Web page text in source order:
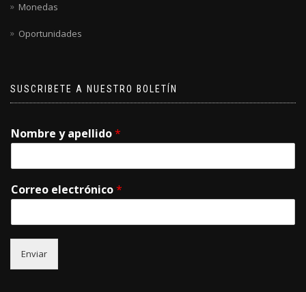
Monedas
Oportunidades
SUSCRIBETE A NUESTRO BOLETÍN
Nombre y apellido*
Correo electrónico*
Enviar